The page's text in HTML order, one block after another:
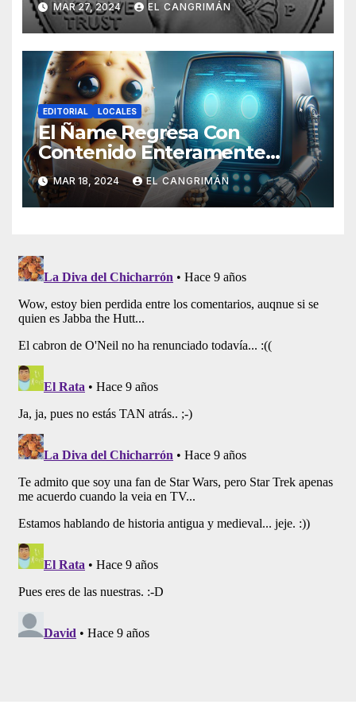
Tendrán Una Pejetita?»
MAR 27, 2024 EL CANGRIMÁN
EDITORIAL LOCALES
El Ñame Regresa Con
Contenido Enteramente
Generado Por Inteligencia
Artificial
MAR 18, 2024 EL CANGRIMÁN